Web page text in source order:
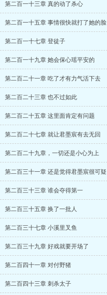
第二百一十三章 真的动了杀心
第二百一十五章 事情很快就打了她的脸
第二百一十七章 登徒子
第二百一十九章 她会保心瑶平安的
第二百二十一章 吃了才有力气活下去
第二百二十三章 也不过如此
第二百二十五章 这里面肯定有问题
第二百二十七章 就让君墨宸有去无回
第二百二十九章，一切还是小心为上
第二百三十一章 还是觉得君墨宸很可疑
第二百三十三章 谁会夺得第一
第二百三十五章 换了一批人
第二百三十七章 小溪里叉鱼
第二百三十九章 好戏就要开场了
第二百四十一章 对付野猪
第二百四十三章 刺杀太子